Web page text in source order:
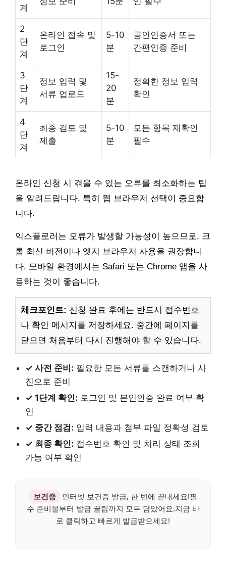
계
2
단
계
온라인 접속 및
로그인
5-10
분
공인인증서 또는
간편인증 준비
3
단
계
정보 입력 및
서류 업로드
15-
20
분
정확한 정보 입력
확인
4
단
계
최종 검토 및
제출
5-10
분
모든 항목 재확인
필수
온라인 신청 시 겪을 수 있는 오류를 최소화하는 팁
을 알려드립니다. 특히 웹 브라우저 선택이 중요합
니다.
익스플로러는 오류가 발생할 가능성이 높으므로, 크
롬 최신 버전이나 엣지 브라우저 사용을 권장합니
다. 모바일 환경에서는 Safari 또는 Chrome 앱을 사
용하는 것이 좋습니다.
체크포인트: 신청 완료 후에는 반드시 접수번호
나 확인 메시지를 저장하세요. 중간에 페이지를
닫으면 처음부터 다시 진행해야 할 수 있습니다.
✓ 사전 준비: 필요한 모든 서류를 스캔하거나 사
진으로 준비
✓ 1단계 확인: 로그인 및 본인인증 완료 여부 확
인
✓ 중간 점검: 입력 내용과 첨부 파일 정확성 검토
✓ 최종 확인: 접수번호 확인 및 처리 상태 조회
가능 여부 확인
보건증
인터넷 보건증 발급, 한 번에 끝내세요!필
수 준비물부터 발급 꿀팁까지 모두 담았어요.지금 바
로 클릭하고 빠르게 발급받으세요!